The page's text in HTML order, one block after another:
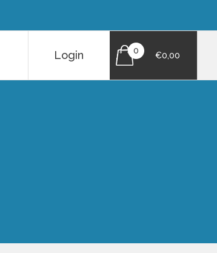
Login 0 €0,00